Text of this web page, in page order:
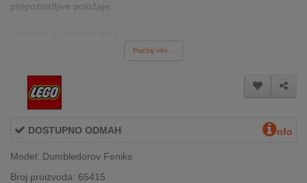
AKCIJE
NOVO
PONUDI
prepoznatljive položaje.
Pročitaj više...
DOSTUPNO ODMAH nfo
Model: Dumbledorov Feniks
Broj proizvoda: 65415